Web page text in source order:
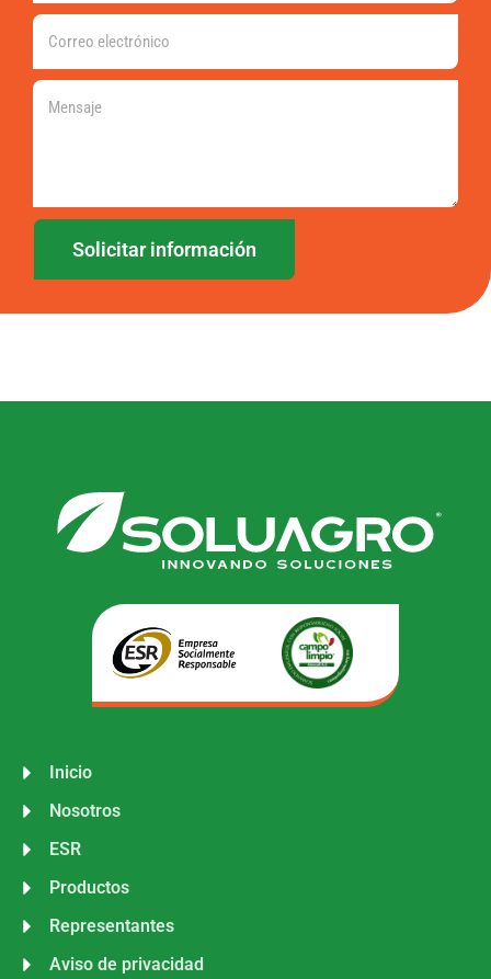
Solicitar información
Inicio
Nosotros
ESR
Productos
Representantes
Aviso de privacidad